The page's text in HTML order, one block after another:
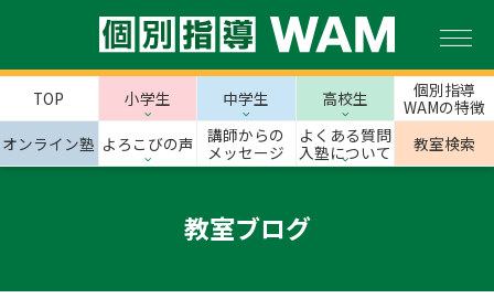
TOP 小学生 中学生 高校生
個別指導
WAMの特徴
オンライン塾 よろこびの声
講師からの
メッセージ
よくある質問
入塾について
教室検索
教室ブログ